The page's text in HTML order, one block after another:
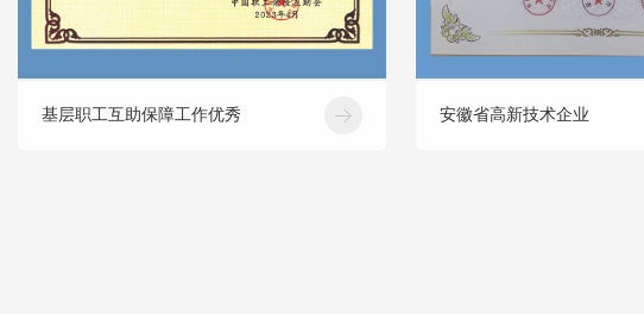
基层职工互助保障工作优秀 安徽省高新技术企业